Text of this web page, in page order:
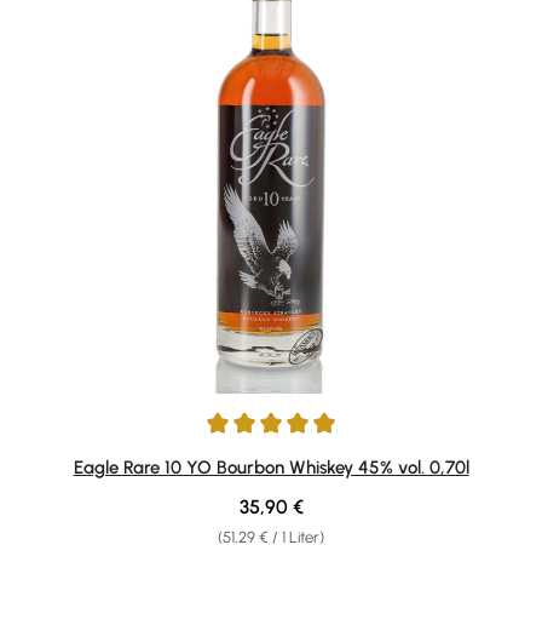
Durchschnittliche Bewertung von 4.88 von 5 Sternen
Eagle Rare 10 YO Bourbon Whiskey 45% vol. 0,70l
(51,29 € / 1 Liter)
Regulärer Preis:
35,90 €